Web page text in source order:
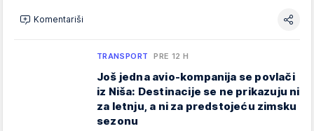
Komentariši
TRANSPORT PRE 12 H
Još jedna avio-kompanija se povlači
iz Niša: Destinacije se ne prikazuju ni
za letnju, a ni za predstojeću zimsku
sezonu